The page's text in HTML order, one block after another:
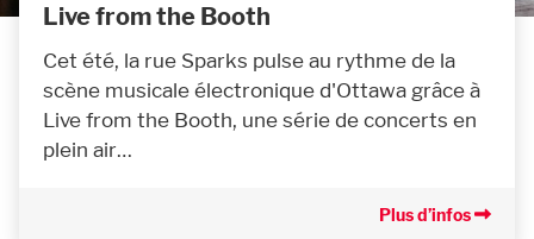
Live from the Booth
Cet été, la rue Sparks pulse au rythme de la
scène musicale électronique d'Ottawa grâce à
Live from the Booth, une série de concerts en
plein air…
Plus d’infos